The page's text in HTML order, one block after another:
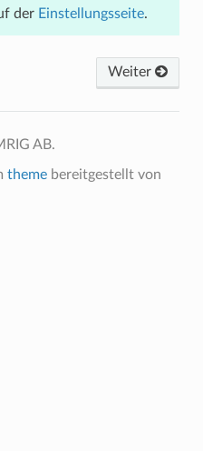
der Einstellungsseite.
Weiter
AB.
themebereitgestellt von